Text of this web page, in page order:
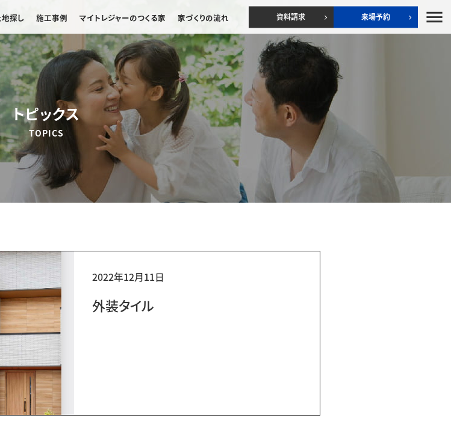
探し 施工事例 マイトレジャーのつくる家 家づくりの流れ 資料請求 来場予約 menu
トピックス
TOPICS
2022年12月11日
外装タイル